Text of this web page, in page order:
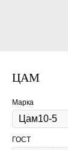
ЦАМ
Марка
ГОСТ